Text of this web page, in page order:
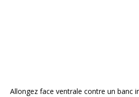
Allongez face ventrale contre un banc